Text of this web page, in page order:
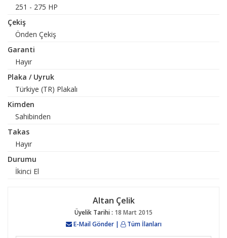
251 - 275 HP
Çekiş
Önden Çekiş
Garanti
Hayır
Plaka / Uyruk
Türkiye (TR) Plakalı
Kimden
Sahibinden
Takas
Hayır
Durumu
İkinci El
Altan Çelik
Üyelik Tarihi : 18 Mart 2015
E-Mail Gönder| Tüm İlanları